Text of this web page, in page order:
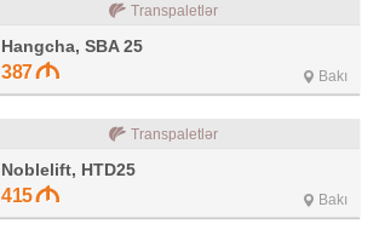
Transpaletlər
Hangcha, SBA 25
387 Bakı
Transpaletlər
Noblelift, HTD25
415 Bakı